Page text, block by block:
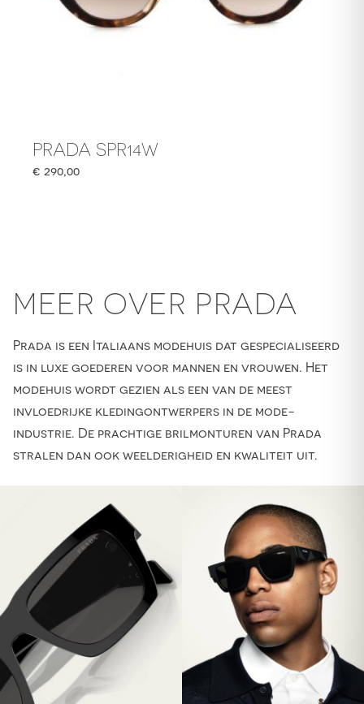
PRADA SPR14W
€ 290,00
MEER OVER PRADA
Prada is een Italiaans modehuis dat gespecialiseerd
is in luxe goederen voor mannen en vrouwen. Het
modehuis wordt gezien als een van de meest
invloedrijke kledingontwerpers in de mode-
industrie. De prachtige brilmonturen van Prada
stralen dan ook weelderigheid en kwaliteit uit.